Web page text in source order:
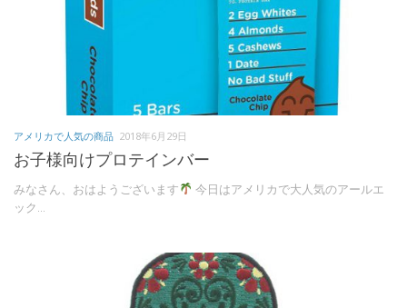
アメリカで人気の商品 2018年6月29日
お子様向けプロテインバー
みなさん、おはようございます
今日はアメリカで大人気のアールエ
ック...